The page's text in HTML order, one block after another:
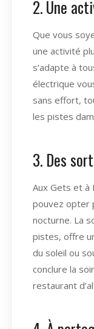
2. Une
Que vous
une activité
s’adapte à
électrique
sans effort,
les pistes
3. Des
Aux Gets et à
pouvez opter
nocturne. La
pistes, offre
du soleil ou
conclure la
restaurant